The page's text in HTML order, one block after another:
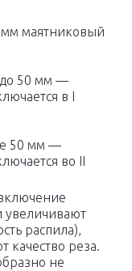
маятниковый
до 50 мм —
в I
50 мм —
во II
увеличивают
распила),
качество реза.
не